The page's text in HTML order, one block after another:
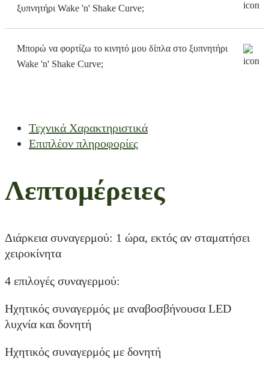
αναβοσνήνουσας LED λυχνίας εξασφαλίζει αφύπνιση ακόμα
ξυπνητήρι Wake 'n' Shake Curve;
Ναι, το Wake ‘n’ Shake Curve διαθέτει επιλογή
αποκλειστικής λειτουργίας δονητή, χωρίς ηχητικό
Μπορώ να φορτίζω το κινητό μου δίπλα στο ξυπνητήρι
Wake 'n' Shake Curve;
άλλων συσκευών, χωρίς να χρειάζεστε επιπλέον πρίζα.
Τεχνικά Χαρακτηριστικά
Επιπλέον πληροφορίες
Λεπτομέρειες
Διάρκεια συναγερμού: 1 ώρα, εκτός αν σταματήσει
χειροκίνητα
4 επιλογές συναγερμού:
Ηχητικός συναγερμός με αναβοσβήνουσα LED
λυχνία και δονητή
Ηχητικός συναγερμός με δονητή